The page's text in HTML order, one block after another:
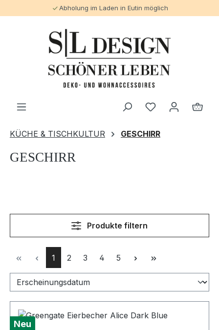
Abholung im Laden in Eutin möglich
KÜCHE & TISCHKULTUR GESCHIRR
GESCHIRR
Produkte filtern
Seite
1 Seite
2 Seite
3 Seite
4 Seite
5
Neu